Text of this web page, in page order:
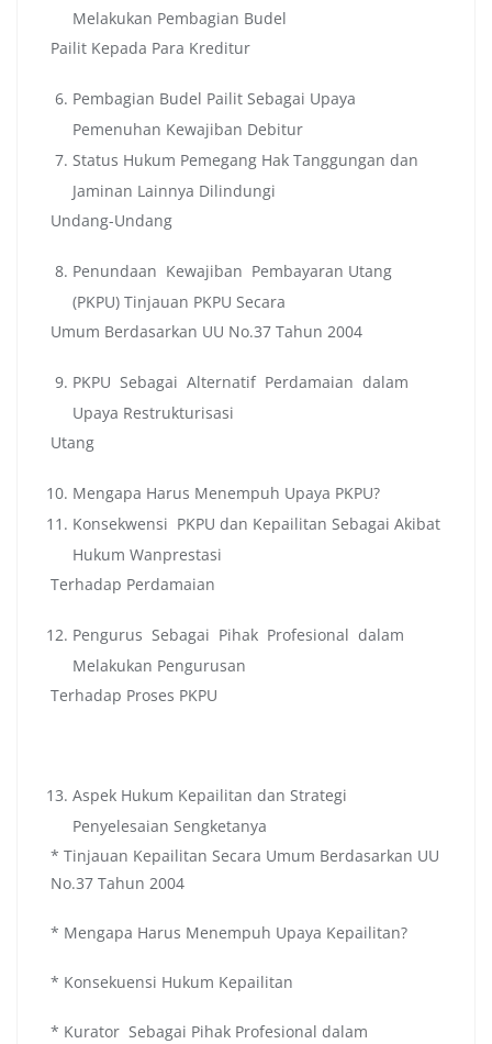
Melakukan Pembagian Budel
Pailit Kepada Para Kreditur
Pembagian Budel Pailit Sebagai Upaya
Pemenuhan Kewajiban Debitur
Status Hukum Pemegang Hak Tanggungan dan
Jaminan Lainnya Dilindungi
Undang-Undang
Penundaan Kewajiban Pembayaran Utang
(PKPU) Tinjauan PKPU Secara
Umum Berdasarkan UU No.37 Tahun 2004
PKPU Sebagai Alternatif Perdamaian dalam
Upaya Restrukturisasi
Utang
Mengapa Harus Menempuh Upaya PKPU?
Konsekwensi PKPU dan Kepailitan Sebagai Akibat
Hukum Wanprestasi
Terhadap Perdamaian
Pengurus Sebagai Pihak Profesional dalam
Melakukan Pengurusan
Terhadap Proses PKPU
Aspek Hukum Kepailitan dan Strategi
Penyelesaian Sengketanya
* Tinjauan Kepailitan Secara Umum Berdasarkan UU
No.37 Tahun 2004
* Mengapa Harus Menempuh Upaya Kepailitan?
* Konsekuensi Hukum Kepailitan
* Kurator Sebagai Pihak Profesional dalam